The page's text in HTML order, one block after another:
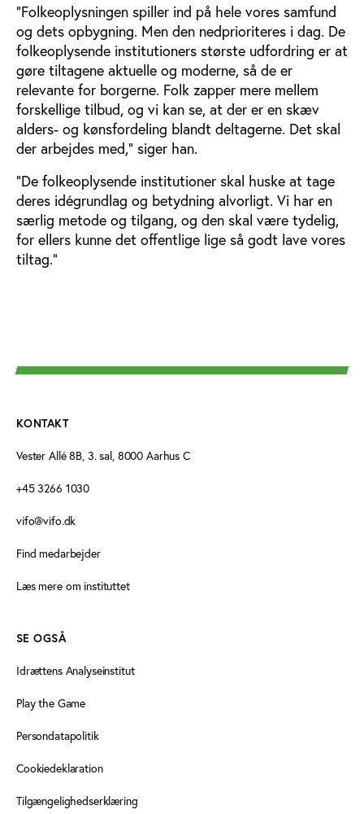
”Folkeoplysningen spiller ind på hele vores samfund
og dets opbygning. Men den nedprioriteres i dag. De
folkeoplysende institutioners største udfordring er at
gøre tiltagene aktuelle og moderne, så de er
relevante for borgerne. Folk zapper mere mellem
forskellige tilbud, og vi kan se, at der er en skæv
alders- og kønsfordeling blandt deltagerne. Det skal
der arbejdes med,” siger han.
”De folkeoplysende institutioner skal huske at tage
deres idégrundlag og betydning alvorligt. Vi har en
særlig metode og tilgang, og den skal være tydelig,
for ellers kunne det offentlige lige så godt lave vores
tiltag.”
KONTAKT
Vester Allé 8B, 3. sal, 8000 Aarhus C
+45 3266 1030
vifo@vifo.dk
Find medarbejder
Læs mere om instituttet
SE OGSÅ
Idrættens Analyseinstitut
Play the Game
Persondatapolitik
Cookiedeklaration
Tilgængelighedserklæring